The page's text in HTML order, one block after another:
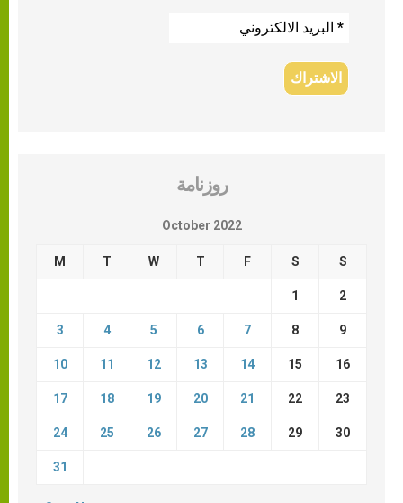
روزنامة
October 2022
M T W T F S S
1 2
3 4 5 6 7 8 9
10 11 12 13 14 15 16
17 18 19 20 21 22 23
24 25 26 27 28 29 30
31